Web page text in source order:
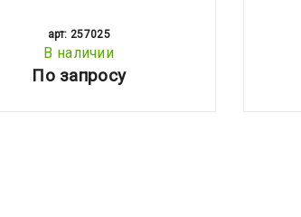
арт: 257025
В наличии
По запросу